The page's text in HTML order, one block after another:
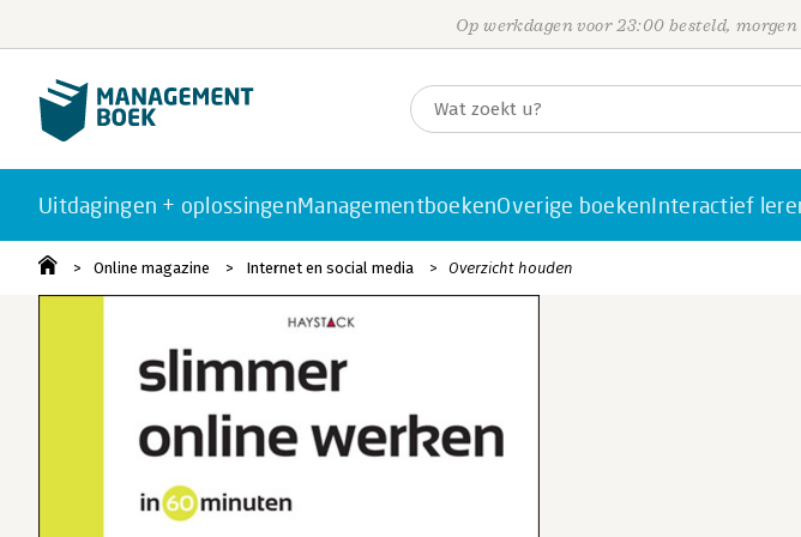
Op werkdagen voor 23:00 besteld,
Uitdagingen + oplossingenManagementboekenOverige boekenInteractief
Online magazine Internet en social media Overzicht houden